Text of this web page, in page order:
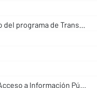
Política de cumplimiento del programa de Transparencia y Ética empresarial
Ley de Transparencia y Acceso a Información Pública